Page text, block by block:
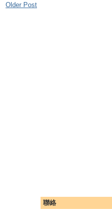
聯絡
Older Post